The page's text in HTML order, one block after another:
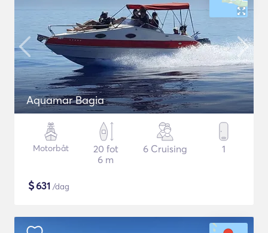
Aquamar Bagia
Motorbåt
20 fot
6 m
6 Cruising 1
$631 /dag